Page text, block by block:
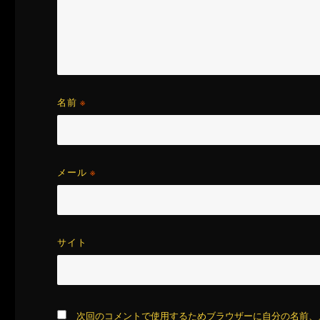
名前※
メール※
サイト
次回のコメントで使用するためブラウザーに自分の名前、